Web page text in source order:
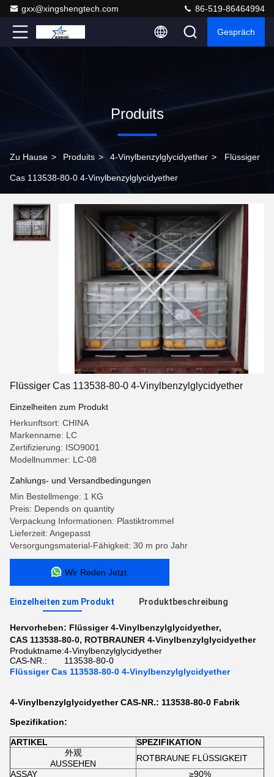
gxx@xingshengtech.com 86-519-86464994
Gespräch
Produits
Zu Hause > Produits > 4-Vinylbenzylglycidyether > Flüssiger
Cas 113538-80-0 4-Vinylbenzylglycidyether
Flüssiger Cas 113538-80-0 4-Vinylbenzylglycidyether
Einzelheiten zum Produkt
Herkunftsort: CHINA
Markenname: LC
Zertifizierung: ISO9001
Modellnummer: LC-08
Zahlungs- und Versandbedingungen
Min Bestellmenge: 1 KG
Preis: Depends on quantity
Verpackung Informationen: Plastiktrommel
Lieferzeit: Angepasst
Versorgungsmaterial-Fähigkeit: 30 m pro Jahr
Wir Reden Jetzt.
Einzelheiten zum Produkt Produktbeschreibung
Hervorheben: Flüssiger 4-Vinylbenzylglycidyether,
CAS 113538-80-0, ROTBRAUNER 4-Vinylbenzylglycidyether
Produktname:4-Vinylbenzylglycidyether
CAS-NR.:
113538-80-0
Flüssiger Cas 113538-80-0 4-Vinylbenzylglycidyether
4-Vinylbenzylglycidyether CAS-NR.: 113538-80-0 Fabrik
Spezifikation:
ARTIKEL
SPEZIFIKATION
外观
AUSSEHEN
ROTBRAUNE FLÜSSIGKEIT
ASSAY
≥90%